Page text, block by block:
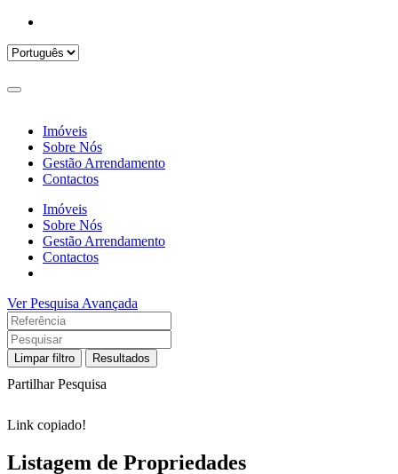
Imóveis
Sobre Nós
Gestão Arrendamento
Contactos
Imóveis
Sobre Nós
Gestão Arrendamento
Contactos
Ver Pesquisa Avançada
Limpar filtro Resultados
Partilhar Pesquisa
Link copiado!
Listagem de Propriedades